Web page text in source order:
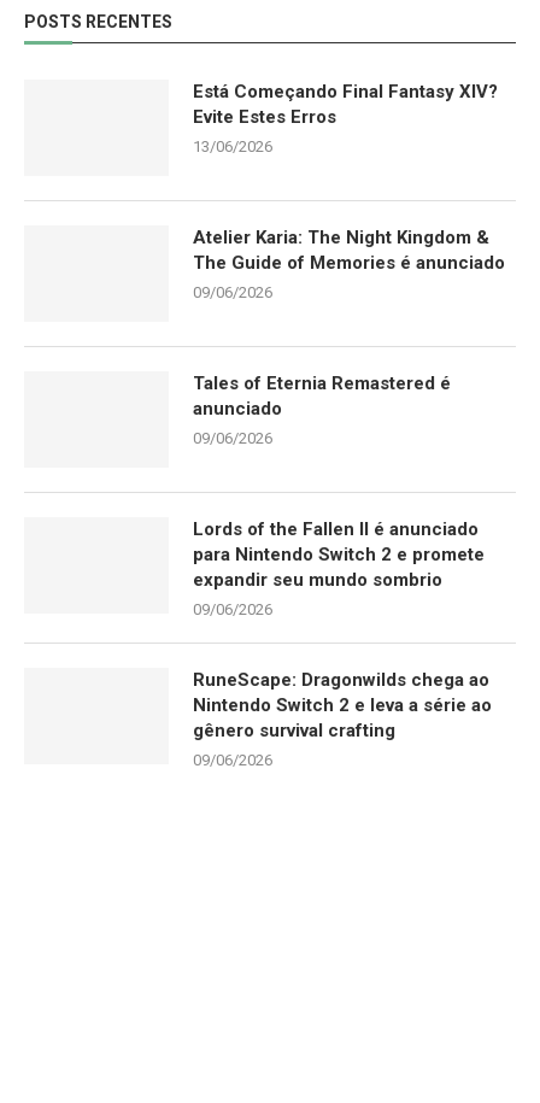
POSTS RECENTES
Está Começando Final Fantasy XIV?
Evite Estes Erros
13/06/2026
Atelier Karia: The Night Kingdom &
The Guide of Memories é anunciado
09/06/2026
Tales of Eternia Remastered é
anunciado
09/06/2026
Lords of the Fallen II é anunciado
para Nintendo Switch 2 e promete
expandir seu mundo sombrio
09/06/2026
RuneScape: Dragonwilds chega ao
Nintendo Switch 2 e leva a série ao
gênero survival crafting
09/06/2026